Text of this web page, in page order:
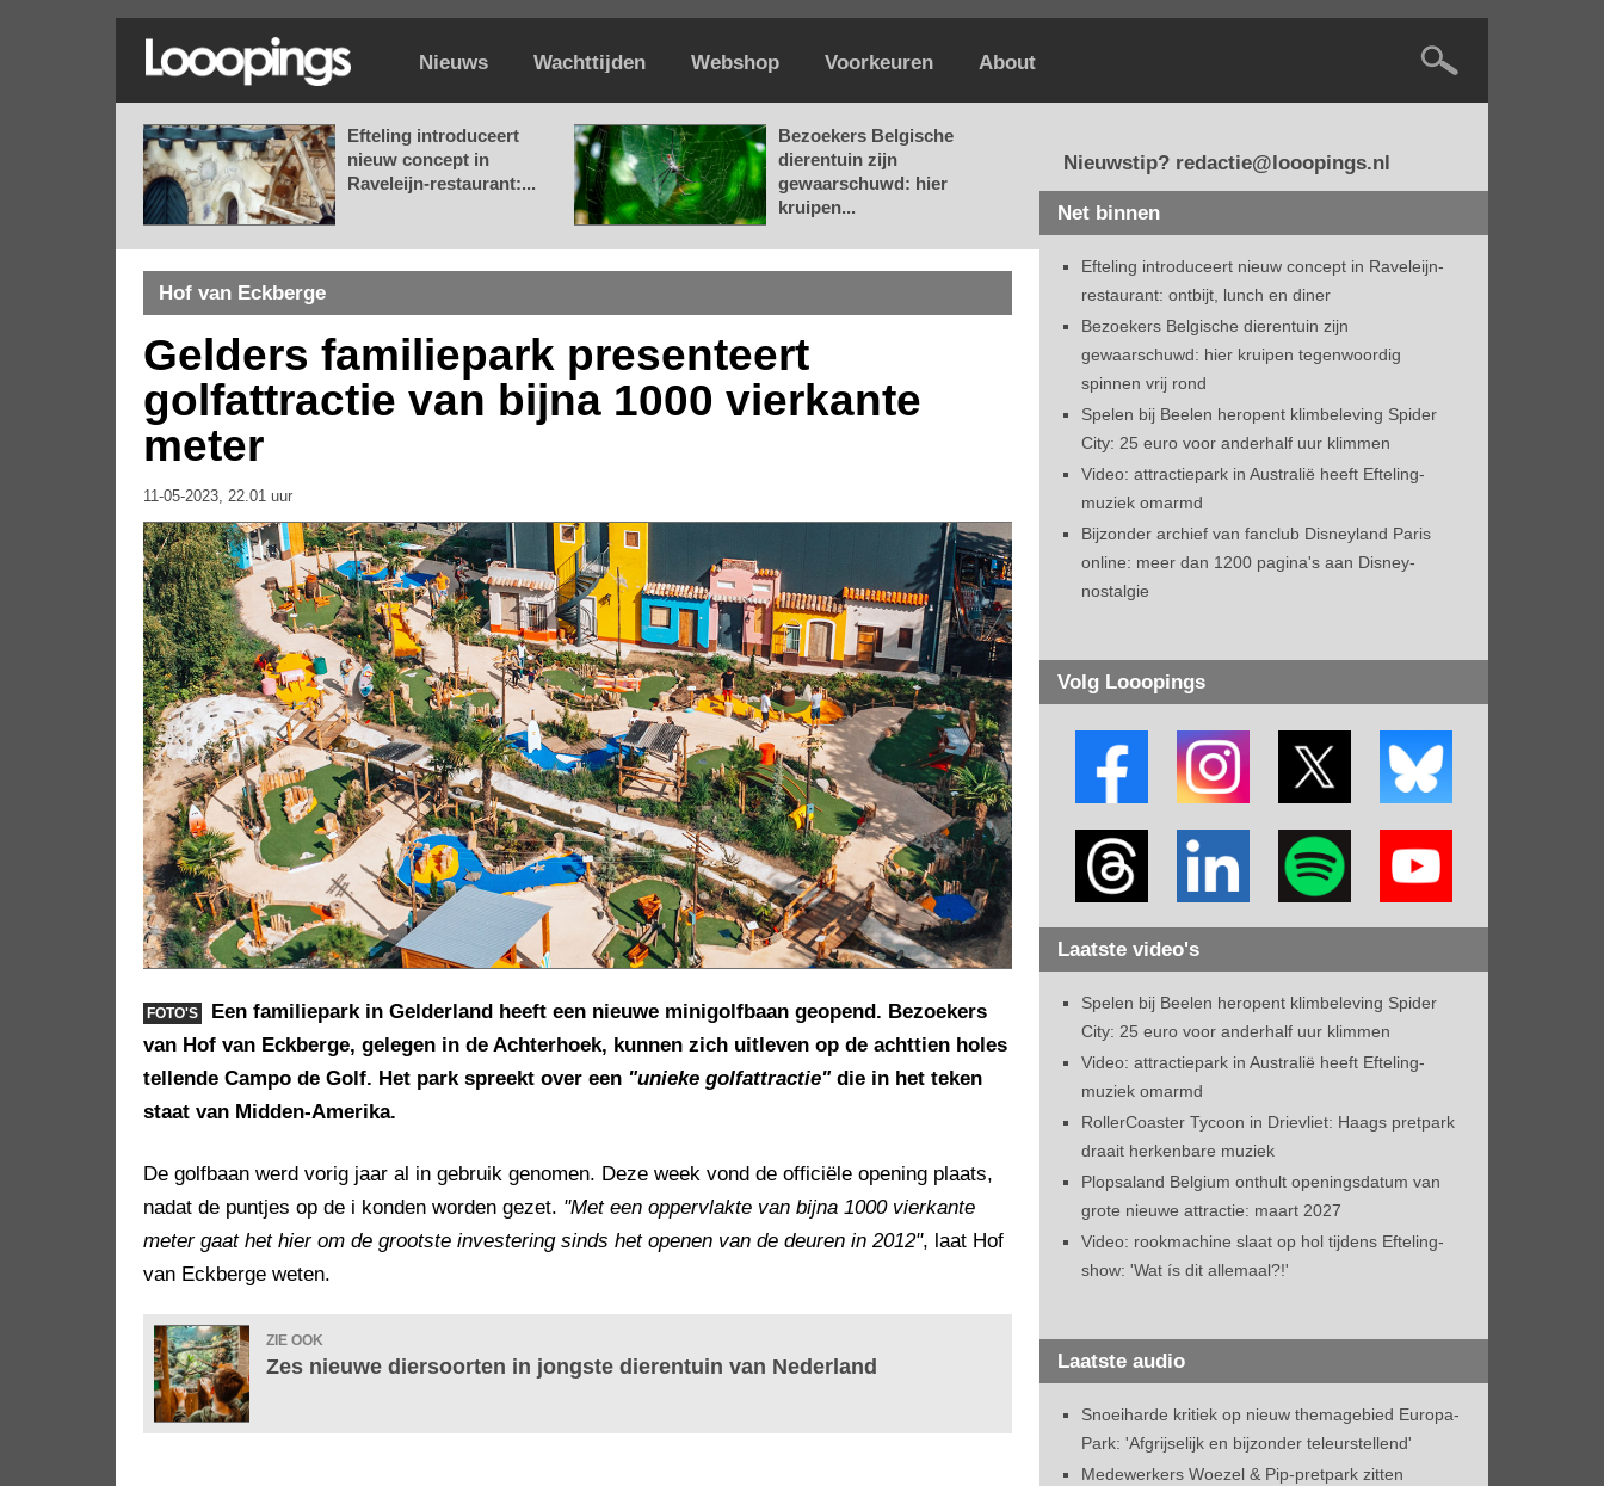
Nieuws Wachttijden Webshop Voorkeuren About
Efteling introduceert
nieuw concept in
Raveleijn-restaurant:...
Bezoekers Belgische
dierentuin zijn
gewaarschuwd: hier
kruipen...
Hof van Eckberge
Gelders familiepark presenteert
golfattractie van bijna 1000 vierkante
meter
11-05-2023, 22.01 uur
FOTO'S
Een familiepark in Gelderland heeft een nieuwe minigolfbaan geopend. Bezoekers
van Hof van Eckberge, gelegen in de Achterhoek, kunnen zich uitleven op de achttien holes
tellende Campo de Golf. Het park spreekt over een "unieke golfattractie"die in het teken
staat van Midden-Amerika.
De golfbaan werd vorig jaar al in gebruik genomen. Deze week vond de officiële opening plaats,
nadat de puntjes op de i konden worden gezet. "Met een oppervlakte van bijna 1000 vierkante
meter gaat het hier om de grootste investering sinds het openen van de deuren in 2012", laat Hof
van Eckberge weten.
ZIE OOK
Zes nieuwe diersoorten in jongste dierentuin van Nederland
Nieuwstip? redactie@looopings.nl
Net binnen
Efteling introduceert nieuw concept in Raveleijn-
restaurant: ontbijt, lunch en diner
Bezoekers Belgische dierentuin zijn
gewaarschuwd: hier kruipen tegenwoordig
spinnen vrij rond
Spelen bij Beelen heropent klimbeleving Spider
City: 25 euro voor anderhalf uur klimmen
Video: attractiepark in Australië heeft Efteling-
muziek omarmd
Bijzonder archief van fanclub Disneyland Paris
online: meer dan 1200 pagina's aan Disney-
nostalgie
Volg Looopings
Laatste video's
Spelen bij Beelen heropent klimbeleving Spider
City: 25 euro voor anderhalf uur klimmen
Video: attractiepark in Australië heeft Efteling-
muziek omarmd
RollerCoaster Tycoon in Drievliet: Haags pretpark
draait herkenbare muziek
Plopsaland Belgium onthult openingsdatum van
grote nieuwe attractie: maart 2027
Video: rookmachine slaat op hol tijdens Efteling-
show: 'Wat ís dit allemaal?!'
Laatste audio
Snoeiharde kritiek op nieuw themagebied Europa-
Park: 'Afgrijselijk en bijzonder teleurstellend'
Medewerkers Woezel & Pip-pretpark zitten